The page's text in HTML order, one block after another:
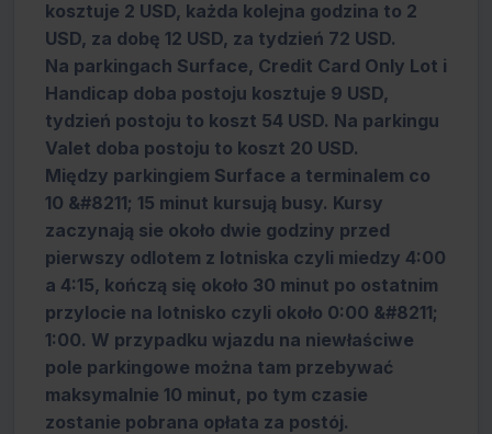
kosztuje 2 USD, każda kolejna godzina to 2
USD, za dobę 12 USD, za tydzień 72 USD.
Na parkingach Surface, Credit Card Only Lot i
Handicap doba postoju kosztuje 9 USD,
tydzień postoju to koszt 54 USD. Na parkingu
Valet doba postoju to koszt 20 USD.
Między parkingiem Surface a terminalem co
10 &#8211; 15 minut kursują busy. Kursy
zaczynają sie około dwie godziny przed
pierwszy odlotem z lotniska czyli miedzy 4:00
a 4:15, kończą się około 30 minut po ostatnim
przylocie na lotnisko czyli około 0:00 &#8211;
1:00. W przypadku wjazdu na niewłaściwe
pole parkingowe można tam przebywać
maksymalnie 10 minut, po tym czasie
zostanie pobrana opłata za postój.